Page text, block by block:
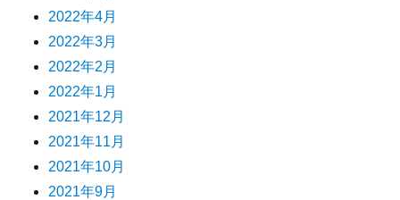
2022年4月
2022年3月
2022年2月
2022年1月
2021年12月
2021年11月
2021年10月
2021年9月